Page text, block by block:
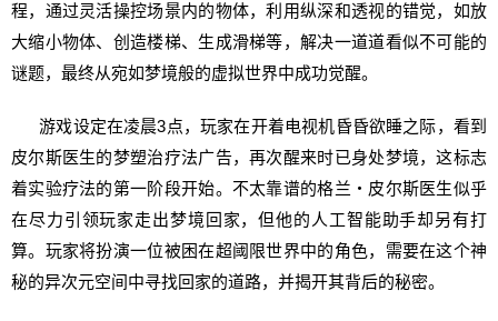
程，通过灵活操控场景内的物体，利用纵深和透视的错觉，如放
大缩小物体、创造楼梯、生成滑梯等，解决一道道看似不可能的
谜题，最终从宛如梦境般的虚拟世界中成功觉醒。
游戏设定在凌晨3点，玩家在开着电视机昏昏欲睡之际，看到
皮尔斯医生的梦塑治疗法广告，再次醒来时已身处梦境，这标志
着实验疗法的第一阶段开始。不太靠谱的格兰・皮尔斯医生似乎
在尽力引领玩家走出梦境回家，但他的人工智能助手却另有打
算。玩家将扮演一位被困在超阈限世界中的角色，需要在这个神
秘的异次元空间中寻找回家的道路，并揭开其背后的秘密。